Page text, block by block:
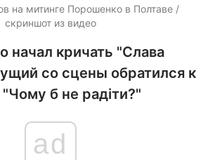
на митинге Порошенко в Полтаве /
скриншот из видео
начал кричать "Слава
со сцены обратился к
б не радіти?"
ad